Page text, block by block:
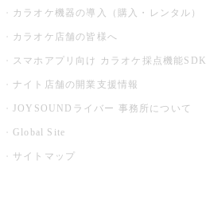
カラオケ機器の導入（購入・レンタル）
カラオケ店舗の皆様へ
スマホアプリ向け カラオケ採点機能SDK
ナイト店舗の開業支援情報
JOYSOUNDライバー 事務所について
Global Site
サイトマップ